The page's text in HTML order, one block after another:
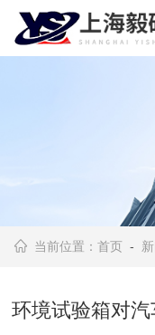
当前位置：首页 -
环境试验箱对